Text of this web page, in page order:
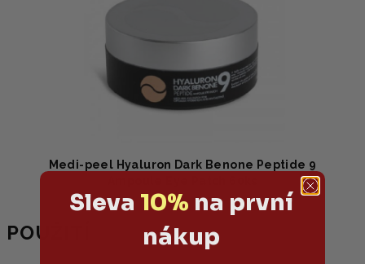
Medi-peel Hyaluron Dark Benone Peptide 9
POUŽITÍ
Sleva 10% na první
nákup